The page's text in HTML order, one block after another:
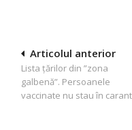
Navigare
în
articole
Articolul anterior
Lista țărilor din ”zona
galbenă”. Persoanele
vaccinate nu stau în